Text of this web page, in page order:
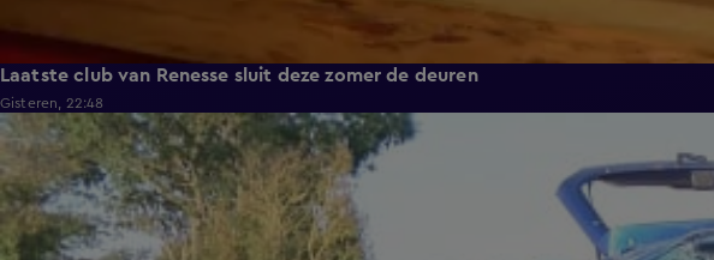
Laatste club van Renesse sluit deze zomer de deuren
Gisteren, 22:48
0:30